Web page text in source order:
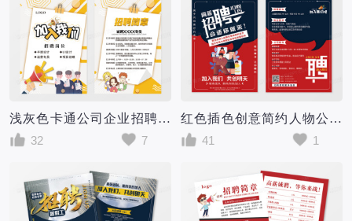
浅灰色卡通公司企业招聘单页招聘宣传单海报DM
32
7
红色插色创意简约人物公司企业招聘宣传单单页DM单
41
1